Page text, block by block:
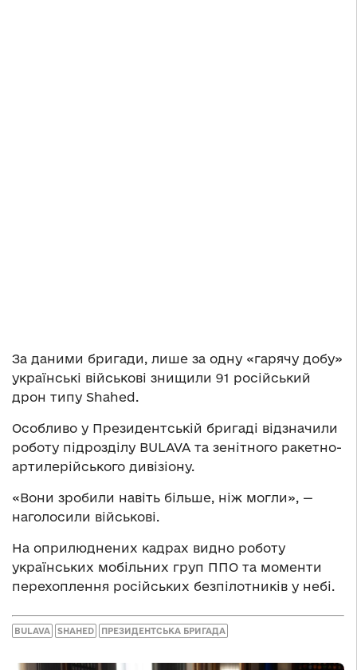
За даними бригади, лише за одну «гарячу добу»
українські військові знищили 91 російський
дрон типу Shahed.
Особливо у Президентській бригаді відзначили
роботу підрозділу BULAVA та зенітного ракетно-
артилерійського дивізіону.
«Вони зробили навіть більше, ніж могли», —
наголосили військові.
На оприлюднених кадрах видно роботу
українських мобільних груп ППО та моменти
перехоплення російських безпілотників у небі.
BULAVA SHAHED ПРЕЗИДЕНТСЬКА БРИГАДА